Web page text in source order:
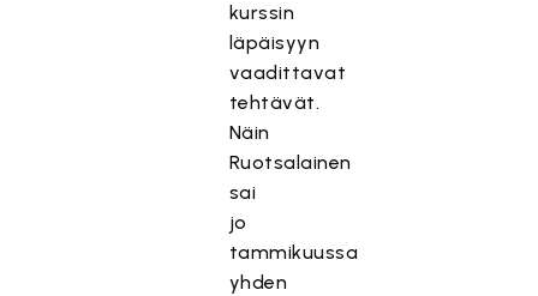
kurssin
läpäisyyn
vaadittavat
tehtävät.
Näin
Ruotsalainen
sai
jo
tammikuussa
yhden